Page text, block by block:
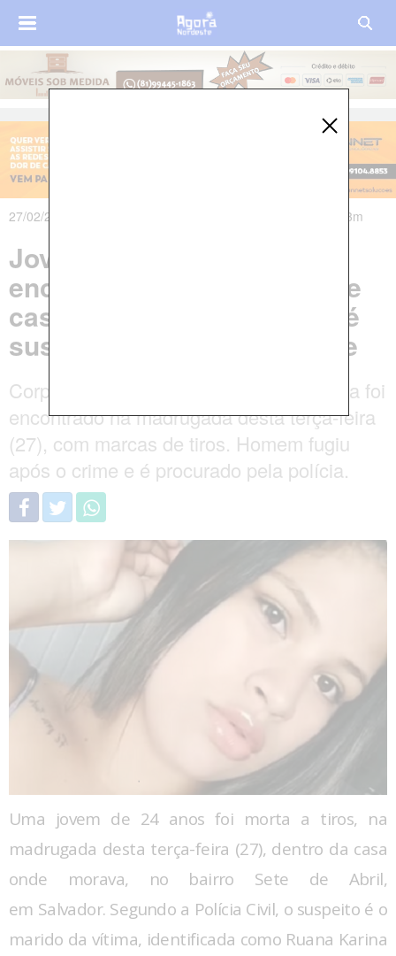
27/02/2024 às 05h16m - Atualizado em 27/02/2024 às 21h23m
Jovem de 24 anos é
encontrada morta dentro de
casa em Salvador; marido é
suspeito e fugiu após crime
Corpo de Ruana Karina dos Santos Silva foi
encontrado na madrugada desta terça-feira
(27), com marcas de tiros. Homem fugiu
após o crime e é procurado pela polícia.
Uma jovem de 24 anos foi morta a tiros, na
madrugada desta terça-feira (27), dentro da casa
onde morava, no bairro Sete de Abril,
em Salvador. Segundo a Polícia Civil, o suspeito é o
marido da vítima, identificada como Ruana Karina